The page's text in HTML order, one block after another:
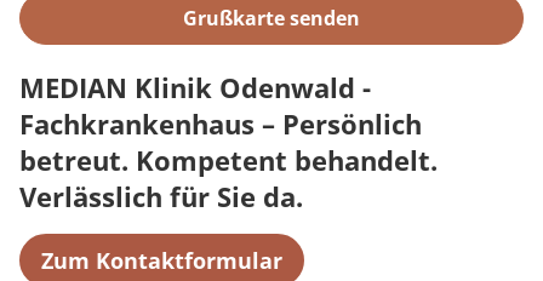
Grußkarte senden
MEDIAN Klinik Odenwald -
Fachkrankenhaus – Persönlich
betreut. Kompetent behandelt.
Verlässlich für Sie da.
Zum Kontaktformular